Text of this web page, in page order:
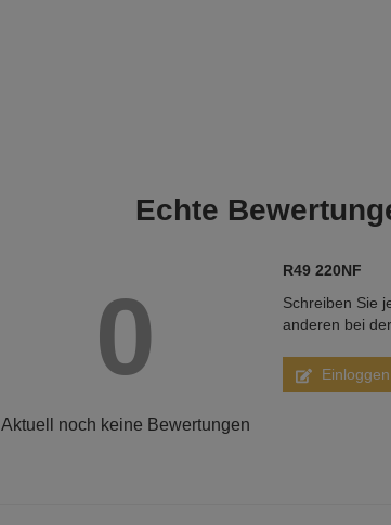
Echte
0
Aktuell noch keine Bewertungen
R49 220NF
Schreiben Sie
anderen bei